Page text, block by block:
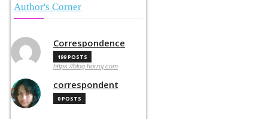
Author's Corner
Correspondence
199 POSTS
https://blog.horroj.com
correspondent
0 POSTS